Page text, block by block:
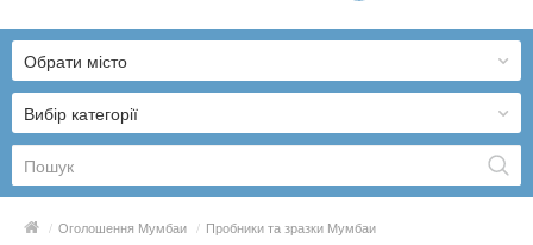
English
Русский
Українська
Вибір категорії
Обрати місто
/ Оголошення Мумбаи / Пробники та зразки Мумбаи